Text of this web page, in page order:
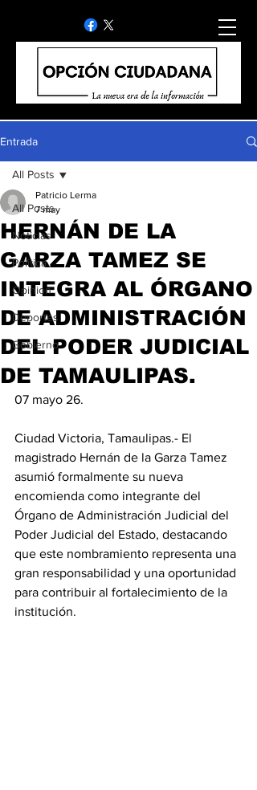
Entrada
All Posts
Noticias
Politica
Opinion
Deportes
Gobierno
All Posts
HERNÁN DE LA
GARZA TAMEZ SE
INTEGRA AL ÓRGANO
DE ADMINISTRACIÓN
DEL PODER JUDICIAL
DE TAMAULIPAS.
Patricio Lerma
7 may
07 mayo 26.
Ciudad Victoria, Tamaulipas.- El
magistrado Hernán de la Garza Tamez
asumió formalmente su nueva
encomienda como integrante del
Órgano de Administración Judicial del
Poder Judicial del Estado, destacando
que este nombramiento representa una
gran responsabilidad y una oportunidad
para contribuir al fortalecimiento de la
institución.